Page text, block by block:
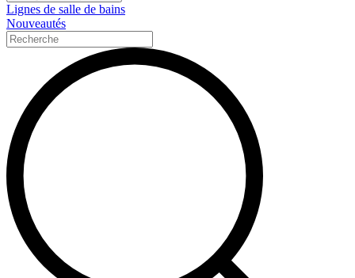
Lignes de salle de bains
Nouveautés